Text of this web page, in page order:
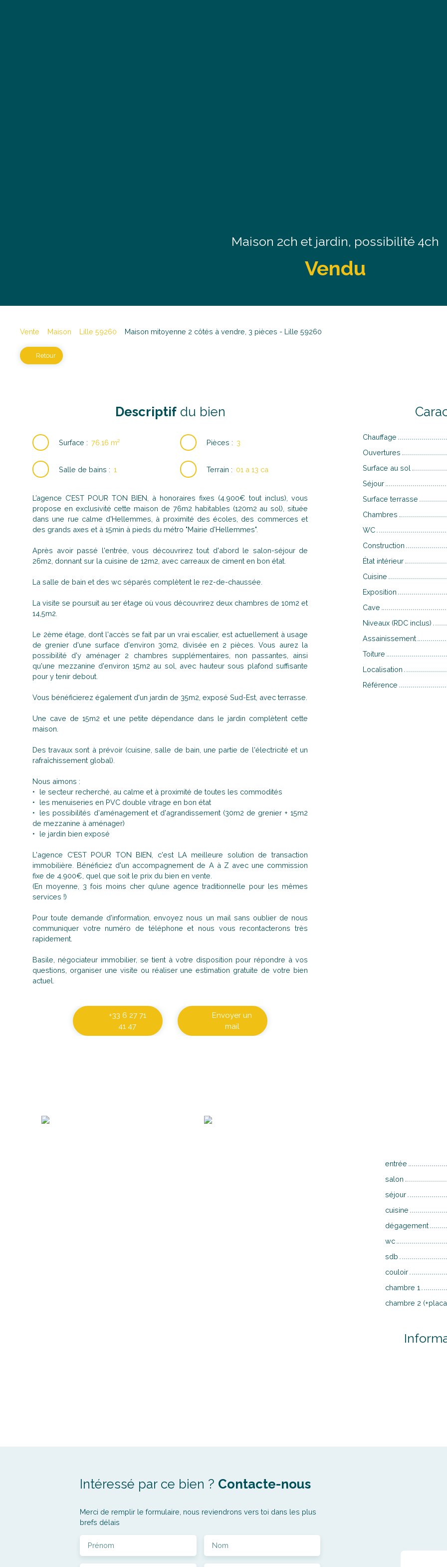
Maison 2ch et jardin, possibilité 4ch
Vendu
Vente Maison Lille 59260 Maison mitoyenne 2 côtés à vendre, 3 pièces - Lille 59260
Retour
Descriptifdu bien
Surface : 76.16 m² Pièces : 3
Salle de bains : 1 Terrain : 01 a 13 ca
L’agence C’EST POUR TON BIEN, à honoraires fixes (4.900€ tout inclus), vous
propose en exclusivité cette maison de 76m2 habitables (120m2 au sol), située
dans une rue calme d'Hellemmes, à proximité des écoles, des commerces et
des grands axes et à 15min à pieds du métro "Mairie d'Hellemmes".
Après avoir passé l'entrée, vous découvrirez tout d'abord le salon-séjour de
26m2, donnant sur la cuisine de 12m2, avec carreaux de ciment en bon état.
La salle de bain et des wc séparés complètent le rez-de-chaussée.
La visite se poursuit au 1er étage où vous découvrirez deux chambres de 10m2 et
14,5m2.
Le 2ème étage, dont l'accès se fait par un vrai escalier, est actuellement à usage
de grenier d'une surface d'environ 30m2, divisée en 2 pièces. Vous aurez la
possibilité d'y aménager 2 chambres supplémentaires, non passantes, ainsi
qu'une mezzanine d'environ 15m2 au sol, avec hauteur sous plafond suffisante
pour y tenir debout.
Vous bénéficierez également d'un jardin de 35m2, exposé Sud-Est, avec terrasse.
Une cave de 15m2 et une petite dépendance dans le jardin complètent cette
maison.
Des travaux sont à prévoir (cuisine, salle de bain, une partie de l'électricité et un
rafraîchissement global).
Nous aimons :
le secteur recherché, au calme et à proximité de toutes les commodités
les menuiseries en PVC double vitrage en bon état
les possibilités d'aménagement et d'agrandissement (30m2 de grenier + 15m2
de mezzanine à aménager)
le jardin bien exposé
L'agence C'EST POUR TON BIEN, c'est LA meilleure solution de transaction
immobilière. Bénéficiez d'un accompagnement de A à Z avec une commission
fixe de 4.900€, quel que soit le prix du bien en vente.
(En moyenne, 3 fois moins cher qu’une agence traditionnelle pour les mêmes
services !)
Pour toute demande d'information, envoyez nous un mail sans oublier de nous
communiquer votre numéro de téléphone et nous vous recontacterons très
rapidement.
Basile, négociateur immobilier, se tient à votre disposition pour répondre à vos
questions, organiser une visite ou réaliser une estimation gratuite de votre bien
actuel.
+33 6 27 71
41 47
Envoyer un
mail
Chauffage
Ouvertures
Surface au sol
Séjour
Surface terrasse
Chambres
WC
Construction
État intérieur
Cuisine
Exposition
Cave
Niveaux (RDC inclus)
Assainissement
Toiture
Localisation
Référence
entrée
salon
séjour
cuisine
dégagement
wc
sdb
couloir
chambre 1
chambre 2
Intéressé par ce bien ? Contacte-nous
Merci de remplir le formulaire, nous reviendrons vers toi dans les plus
brefs délais
Prénom Nom